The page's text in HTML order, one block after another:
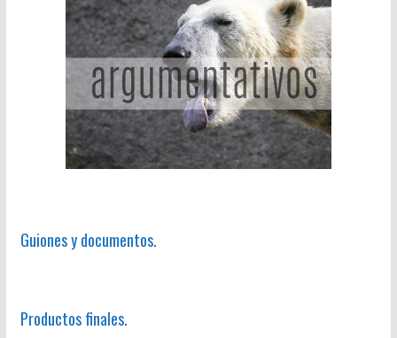
Guiones y documentos.
Productos finales.